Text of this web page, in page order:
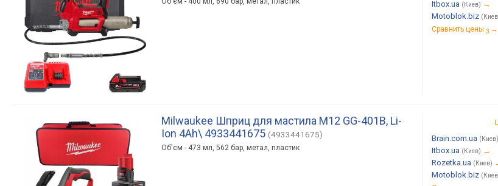
Itbox.ua (Киев) →
Motoblok.biz
Сравнить цены 3 →
Milwaukee Шприц для мастила M12 GG-401B, Li-
Ion 4Ah\ 4933441675 (4933441675)
Об'єм - 473 мл, 562 бар, метал, пластик
Brain.com.ua (Киев)
Itbox.ua (Киев) →
Rozetka.ua (Киев)
Motoblok.biz